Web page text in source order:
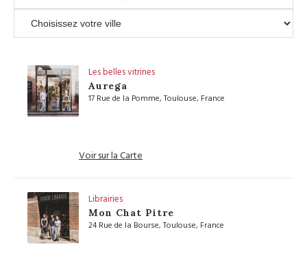
Les belles vitrines
Aurega
17 Rue de la Pomme, Toulouse, France
Voir sur la Carte
Librairies
Mon Chat Pitre
24 Rue de la Bourse, Toulouse, France